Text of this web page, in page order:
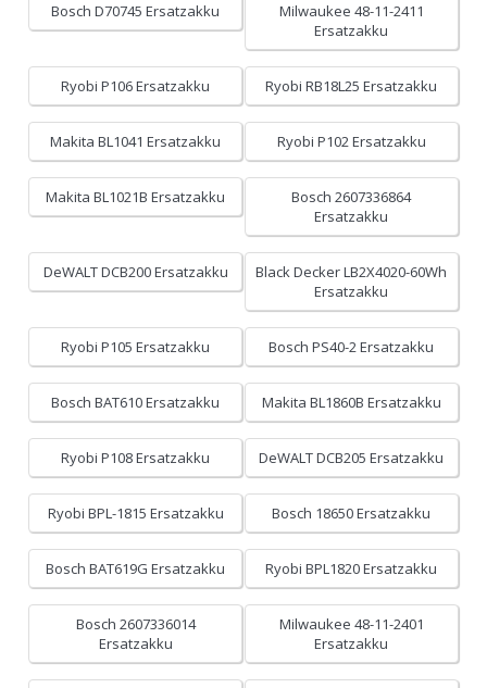
Bosch D70745 Ersatzakku
Milwaukee 48-11-2411
Ersatzakku
Ryobi P106 Ersatzakku Ryobi RB18L25 Ersatzakku
Makita BL1041 Ersatzakku Ryobi P102 Ersatzakku
Makita BL1021B Ersatzakku
Bosch 2607336864
Ersatzakku
DeWALT DCB200 Ersatzakku
Black Decker LB2X4020-60Wh
Ersatzakku
Ryobi P105 Ersatzakku Bosch PS40-2 Ersatzakku
Bosch BAT610 Ersatzakku Makita BL1860B Ersatzakku
Ryobi P108 Ersatzakku DeWALT DCB205 Ersatzakku
Ryobi BPL-1815 Ersatzakku Bosch 18650 Ersatzakku
Bosch BAT619G Ersatzakku Ryobi BPL1820 Ersatzakku
Bosch 2607336014
Ersatzakku
Milwaukee 48-11-2401
Ersatzakku